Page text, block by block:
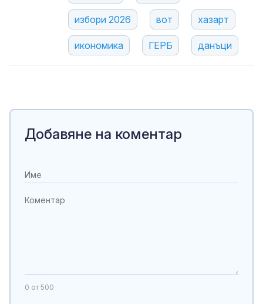
избори 2026 вот хазарт
икономика ГЕРБ данъци
Добавяне на коментар
0 от 500